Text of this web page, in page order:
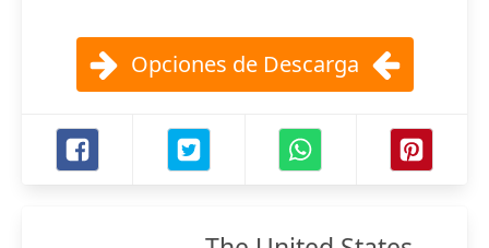
Opciones de Descarga